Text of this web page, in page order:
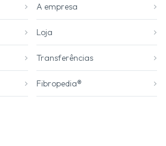
A empresa
Loja
Transferências
Fibropedia®